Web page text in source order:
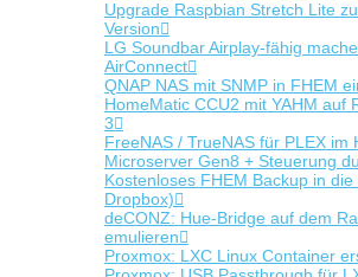
Upgrade Raspbian Stretch Lite
Version
LG Soundbar Airplay-fähig
AirConnect
QNAP NAS mit SNMP in FHEM
HomeMatic CCU2 mit YAHM auf
3
FreeNAS / TrueNAS für PLEX im
Microserver Gen8 + Steuerung
Kostenloses FHEM Backup in die
Dropbox)
deCONZ: Hue-Bridge auf dem
emulieren
Proxmox: LXC Linux Container